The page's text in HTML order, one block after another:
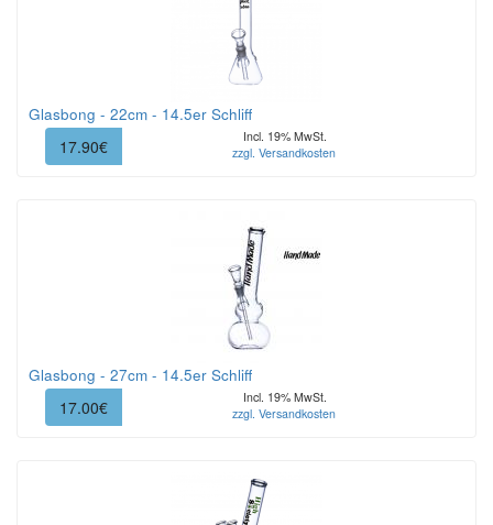
Glasbong - 22cm - 14.5er Schliff
17.90€
Incl. 19% MwSt.
zzgl. Versandkosten
Glasbong - 27cm - 14.5er Schliff
17.00€
Incl. 19% MwSt.
zzgl. Versandkosten